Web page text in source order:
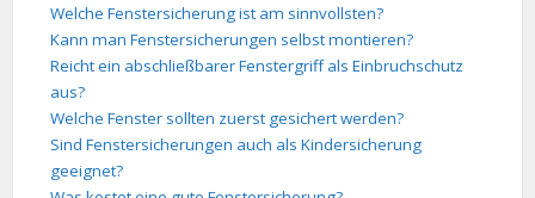
Welche Fenstersicherung ist am sinnvollsten?
Kann man Fenstersicherungen selbst montieren?
Reicht ein abschließbarer Fenstergriff als Einbruchschutz
aus?
Welche Fenster sollten zuerst gesichert werden?
Sind Fenstersicherungen auch als Kindersicherung
geeignet?